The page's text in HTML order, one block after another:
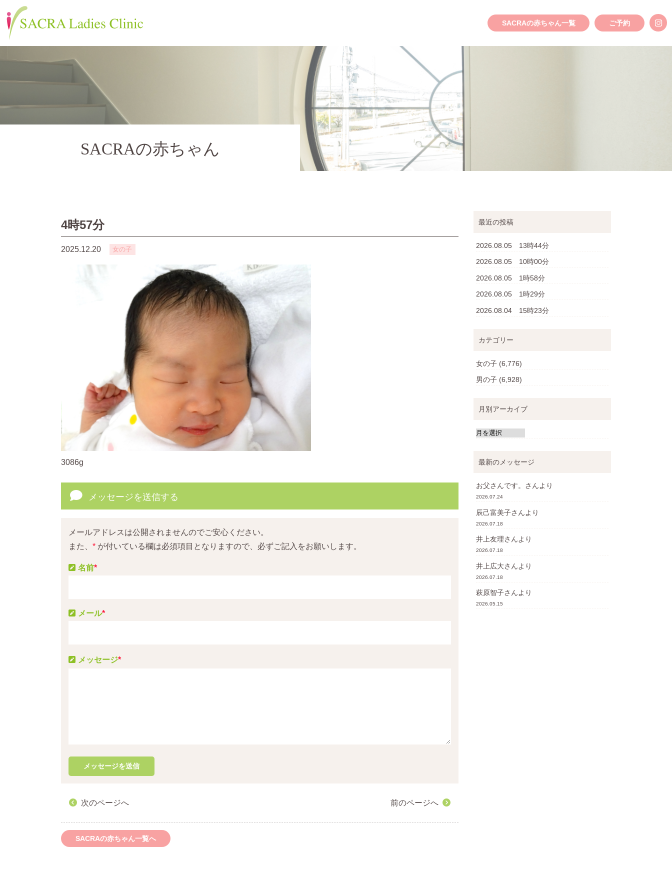
SACRAの赤ちゃん一覧 ご予約
SACRAの赤ちゃん
4時57分
2025.12.20 女の子
3086g
メッセージを送信する
メールアドレスは公開されませんのでご安心ください。
また、 * が付いている欄は必須項目となりますので、必ずご記入をお願いします。
メッセージ*
名前*
メール*
次のページへ 前のページへ
SACRAの赤ちゃん一覧へ
最近の投稿
2026.08.05 13時44分
2026.08.05 10時00分
2026.08.05 1時58分
2026.08.05 1時29分
2026.08.04 15時23分
カテゴリー
女の子 (6,776)
男の子 (6,928)
月別アーカイブ
最新のメッセージ
お父さんです。 さんより
2026.07.24
辰己富美子さんより
2026.07.18
井上友理さんより
2026.07.18
井上広大さんより
2026.07.18
萩原智子さんより
2026.05.15